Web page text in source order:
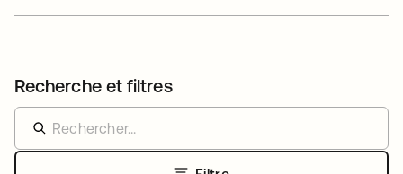
Recherche et filtres